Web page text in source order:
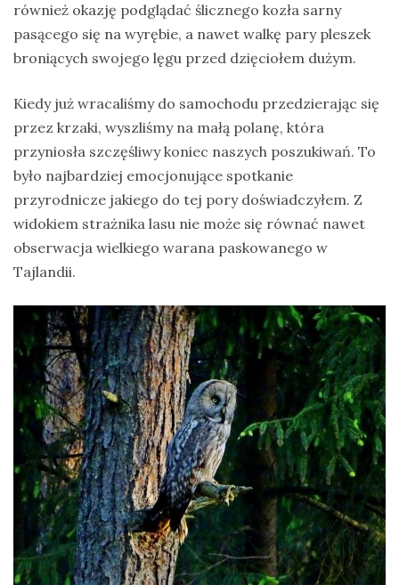
również okazję podglądać ślicznego kozła sarny
pasącego się na wyrębie, a nawet walkę pary pleszek
broniących swojego lęgu przed dzięciołem dużym.
Kiedy już wracaliśmy do samochodu przedzierając się
przez krzaki, wyszliśmy na małą polanę, która
przyniosła szczęśliwy koniec naszych poszukiwań. To
było najbardziej emocjonujące spotkanie
przyrodnicze jakiego do tej pory doświadczyłem. Z
widokiem strażnika lasu nie może się równać nawet
obserwacja wielkiego warana paskowanego w
Tajlandii.